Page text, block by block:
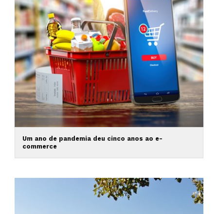
Um ano de pandemia deu cinco anos ao e-
commerce